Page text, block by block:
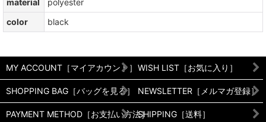
color
black
MY ACCOUNT［マイアカウント］ WISH LIST［お気に入り］
SHOPPING BAG［バッグを見る］ NEWSLETTER［メルマガ登録］
PAYMENT METHOD［お支払い方法］SHIPPING［送料］